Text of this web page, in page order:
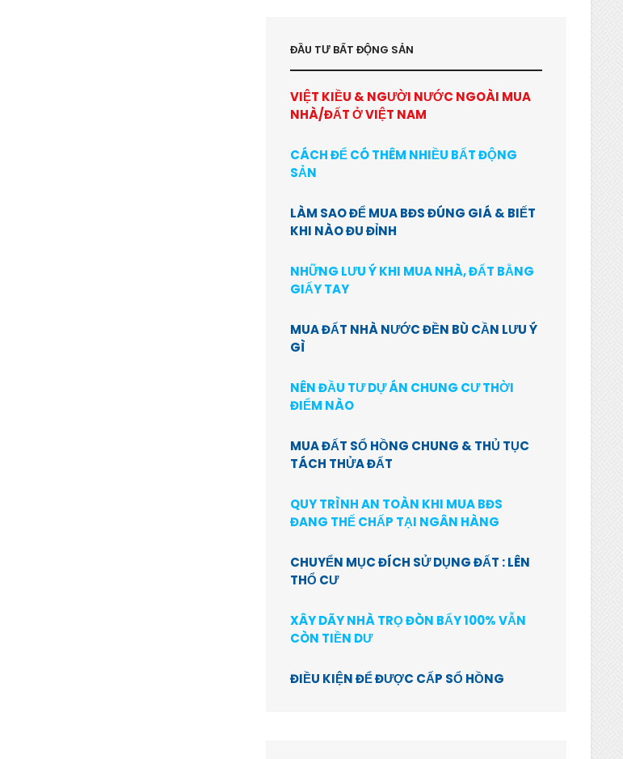
ĐẦU TƯ BẤT ĐỘNG SẢN
VIỆT KIỀU & NGƯỜI NƯỚC NGOÀI MUA
NHÀ/ĐẤT Ở VIỆT NAM
CÁCH ĐỂ CÓ THÊM NHIỀU BẤT ĐỘNG
SẢN
LÀM SAO ĐỂ MUA BĐS ĐÚNG GIÁ & BIẾT
KHI NÀO ĐU ĐỈNH
NHỮNG LƯU Ý KHI MUA NHÀ, ĐẤT BẰNG
GIẤY TAY
MUA ĐẤT NHÀ NƯỚC ĐỀN BÙ CẦN LƯU Ý
GÌ
NÊN ĐẦU TƯ DỰ ÁN CHUNG CƯ THỜI
ĐIỂM NÀO
MUA ĐẤT SỔ HỒNG CHUNG & THỦ TỤC
TÁCH THỬA ĐẤT
QUY TRÌNH AN TOÀN KHI MUA BĐS
ĐANG THẾ CHẤP TẠI NGÂN HÀNG
CHUYỂN MỤC ĐÍCH SỬ DỤNG ĐẤT : LÊN
THỔ CƯ
XÂY DÃY NHÀ TRỌ ĐÒN BẨY 100% VẪN
CÒN TIỀN DƯ
ĐIỀU KIỆN ĐỂ ĐƯỢC CẤP SỔ HỒNG